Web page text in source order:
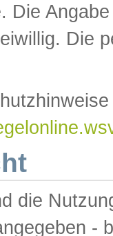
Die
Die
die
-